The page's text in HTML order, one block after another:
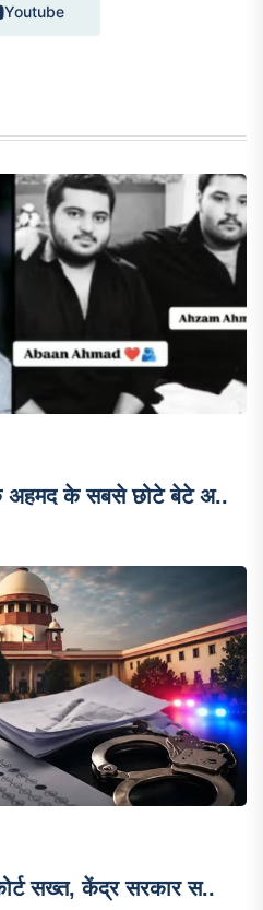
Youtube
अहमद के सबसे छोटे बेटे अ..
सख्त, केंद्र सरकार स..